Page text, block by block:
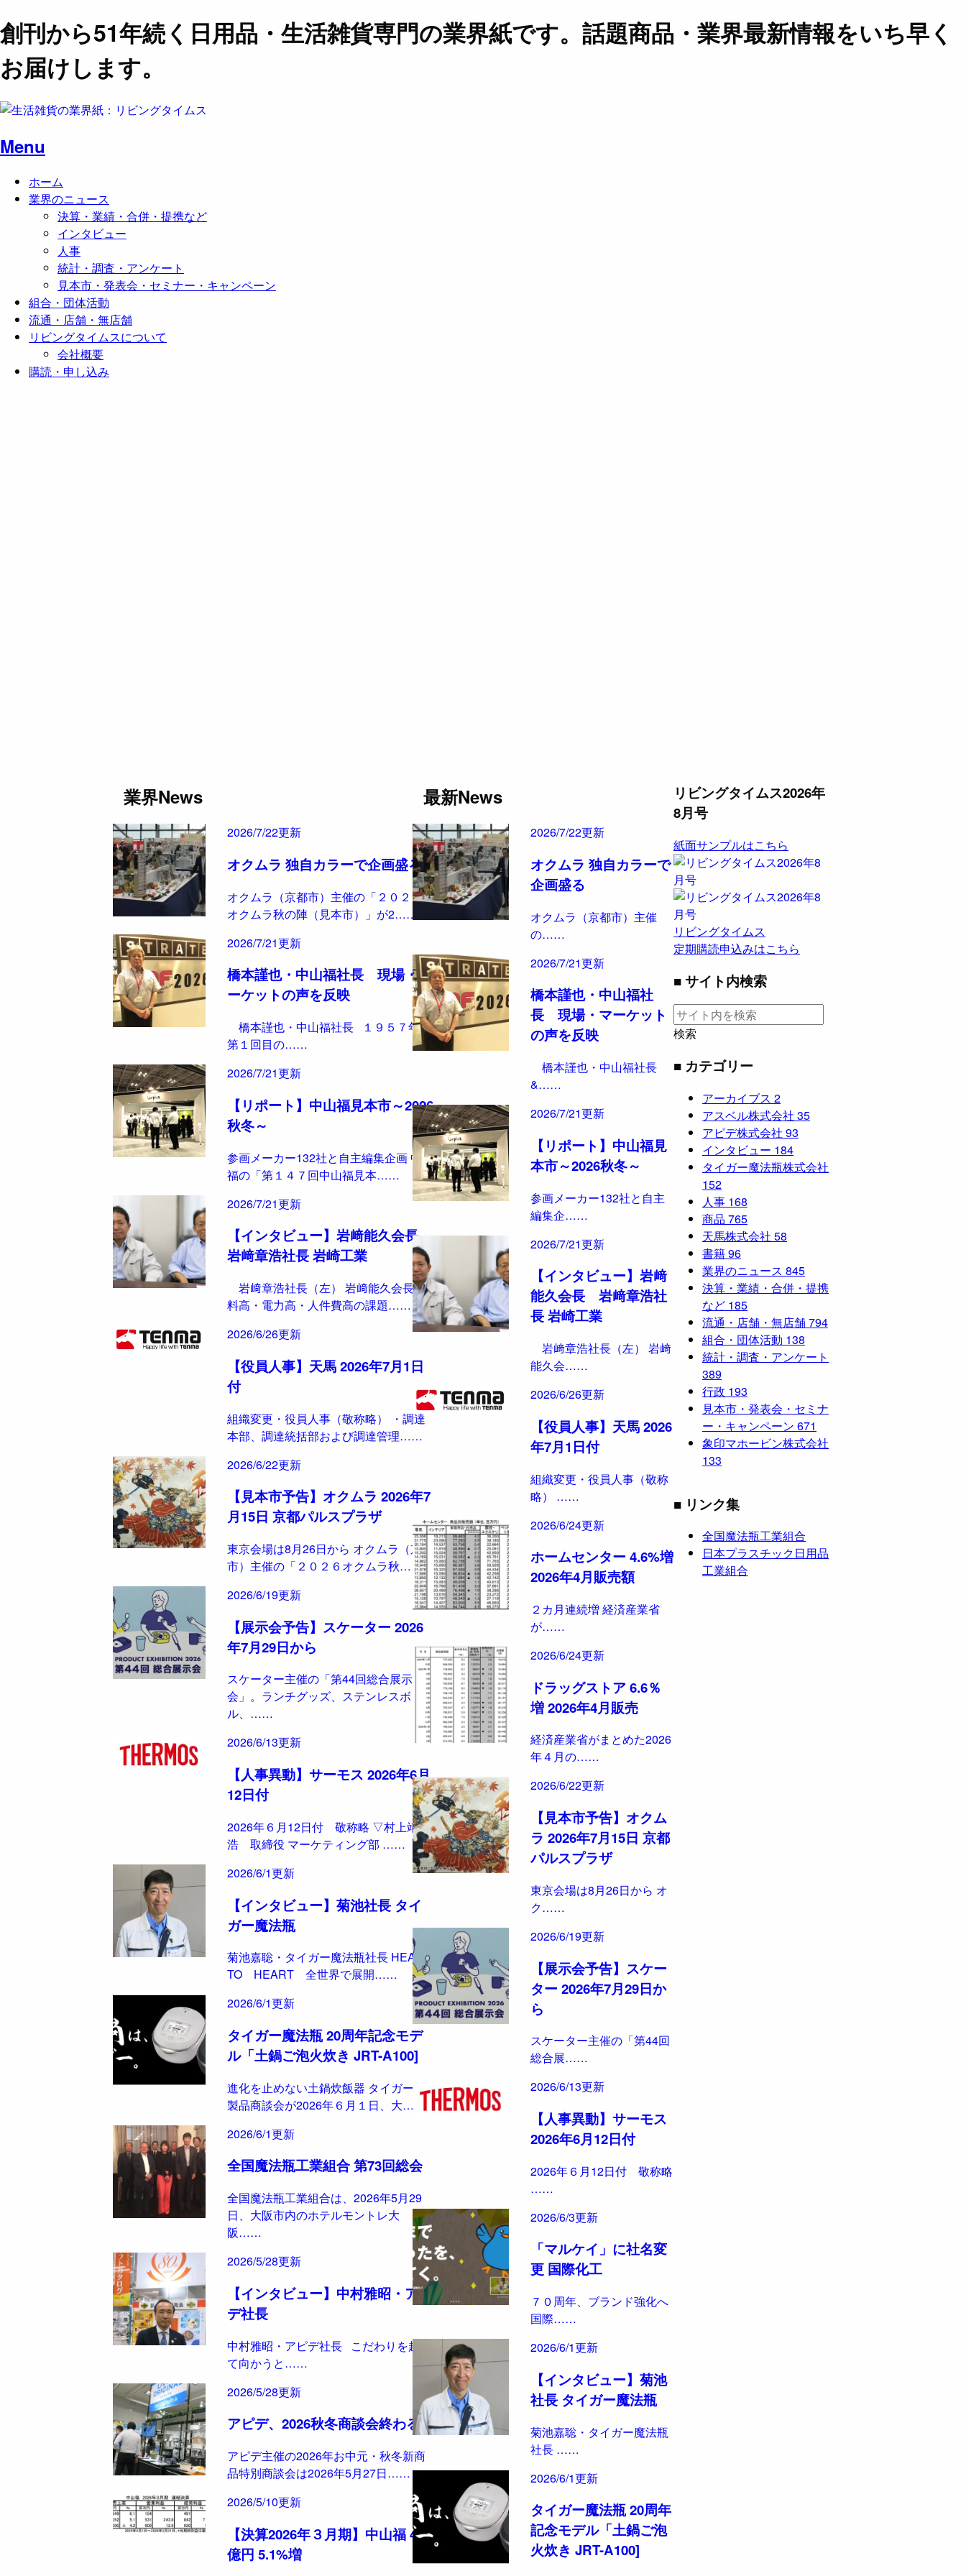
創刊から51年続く日用品・生活雑貨専門の業界紙です。話題商品・業界最新情報をいち早く
お届けします。
Menu
ホーム
業界のニュース
決算・業績・合併・提携など
インタビュー
人事
統計・調査・アンケート
見本市・発表会・セミナー・キャンペーン
組合・団体活動
流通・店舗・無店舗
リビングタイムスについて
会社概要
購読・申し込み
業界News
2026/7/22更新
オクムラ 独自カラーで企画盛る
オクムラ（京都市）主催の「２０２６
オクムラ秋の陣（見本市）」が2……
2026/7/21更新
橋本謹也・中山福社長 現場・マ
ーケットの声を反映
橋本謹也・中山福社長 １９５７年に
第１回目の……
2026/7/21更新
【リポート】中山福見本市～2026
秋冬～
参画メーカー132社と自主編集企画 中山
福の「第１４７回中山福見本……
2026/7/21更新
【インタビュー】岩﨑能久会長
岩﨑章浩社長 岩崎工業
岩﨑章浩社長（左） 岩﨑能久会長 原
料高・電力高・人件費高の課題……
2026/6/26更新
【役員人事】天馬 2026年7月1日
付
組織変更・役員人事（敬称略） ・調達
本部、調達統括部および調達管理……
2026/6/22更新
【見本市予告】オクムラ 2026年7
月15日 京都パルスプラザ
東京会場は8月26日から オクムラ（京都
市）主催の「２０２６オクムラ秋……
2026/6/19更新
【展示会予告】スケーター 2026
年7月29日から
スケーター主催の「第44回総合展示
会」。ランチグッズ、ステンレスボト
ル、……
2026/6/13更新
【人事異動】サーモス 2026年6月
12日付
2026年６月12日付 敬称略 ▽村上靖
浩 取締役 マーケティング部 ……
2026/6/1更新
【インタビュー】菊池社長 タイ
ガー魔法瓶
菊池嘉聡・タイガー魔法瓶社長 HEAT
TO HEART 全世界で展開……
2026/6/1更新
タイガー魔法瓶 20周年記念モデ
ル「土鍋ご泡火炊き JRT-A100]
進化を止めない土鍋炊飯器 タイガー新
製品商談会が2026年６月１日、大……
2026/6/1更新
全国魔法瓶工業組合 第73回総会
全国魔法瓶工業組合は、2026年5月29
日、大阪市内のホテルモントレ大
阪……
2026/5/28更新
【インタビュー】中村雅昭・アピ
デ社長
中村雅昭・アピデ社長 こだわりを超え
て向かうと……
2026/5/28更新
アピデ、2026秋冬商談会終わる
アピデ主催の2026年お中元・秋冬新商
品特別商談会は2026年5月27日……
2026/5/10更新
【決算2026年３月期】中山福 430
億円 5.1%増
最新News
2026/7/22更新
オクムラ 独自カラーで
企画盛る
オクムラ（京都市）主催
の……
2026/7/21更新
橋本謹也・中山福社
長 現場・マーケット
の声を反映
橋本謹也・中山福社長
&……
2026/7/21更新
【リポート】中山福見
本市～2026秋冬～
参画メーカー132社と自主
編集企……
2026/7/21更新
【インタビュー】岩﨑
能久会長 岩﨑章浩社
長 岩崎工業
岩﨑章浩社長（左） 岩﨑
能久会……
2026/6/26更新
【役員人事】天馬 2026
年7月1日付
組織変更・役員人事（敬称
略） ……
2026/6/24更新
ホームセンター 4.6%増
2026年4月販売額
２カ月連続増 経済産業省
が……
2026/6/24更新
ドラッグストア 6.6％
増 2026年4月販売
経済産業省がまとめた2026
年４月の……
2026/6/22更新
【見本市予告】オクム
ラ 2026年7月15日 京都
パルスプラザ
東京会場は8月26日から オ
ク……
2026/6/19更新
【展示会予告】スケー
ター 2026年7月29日か
ら
スケーター主催の「第44回
総合展……
2026/6/13更新
【人事異動】サーモス
2026年6月12日付
2026年６月12日付 敬称略
……
2026/6/3更新
「マルケイ」に社名変
更 国際化工
７０周年、ブランド強化へ
国際……
2026/6/1更新
【インタビュー】菊池
社長 タイガー魔法瓶
菊池嘉聡・タイガー魔法瓶
社長 ……
2026/6/1更新
タイガー魔法瓶 20周年
記念モデル「土鍋ご泡
火炊き JRT-A100]
リビングタイムス2026年
8月号
紙面サンプルはこちら
リビングタイムス
定期購読申込みはこちら
■ サイト内検索
検索
■ カテゴリー
アーカイブス 2
アスベル株式会社 35
アピデ株式会社 93
インタビュー 184
タイガー魔法瓶株式会社
152
人事 168
商品 765
天馬株式会社 58
書籍96
業界のニュース 845
決算・業績・合併・提携
など 185
流通・店舗・無店舗794
組合・団体活動 138
統計・調査・アンケート
389
行政 193
見本市・発表会・セミナ
ー・キャンペーン 671
象印マホービン株式会社
133
■ リンク集
全国魔法瓶工業組合
日本プラスチック日用品
工業組合